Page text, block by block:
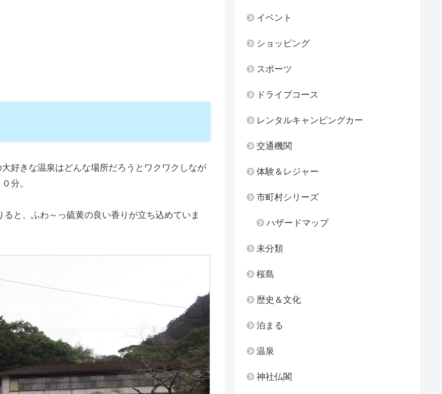
好きな温泉はどんな場所だろうとワクワクしなが
分。
と、ふわ～っ硫黄の良い香りが立ち込めていま
イベント
ショッピング
スポーツ
ドライブコース
レンタルキャンピングカー
交通機関
体験＆レジャー
市町村シリーズ
ハザードマップ
未分類
桜島
歴史＆文化
泊まる
温泉
神社仏閣